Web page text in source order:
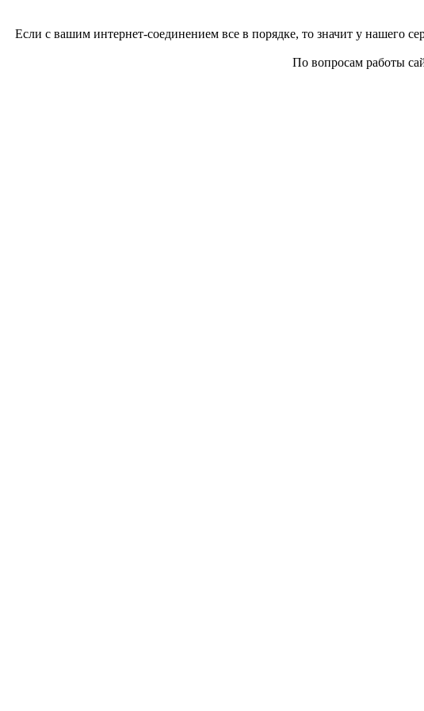
Если с вашим интернет-соединением все в порядке, то значит у нашего
По вопросам работы